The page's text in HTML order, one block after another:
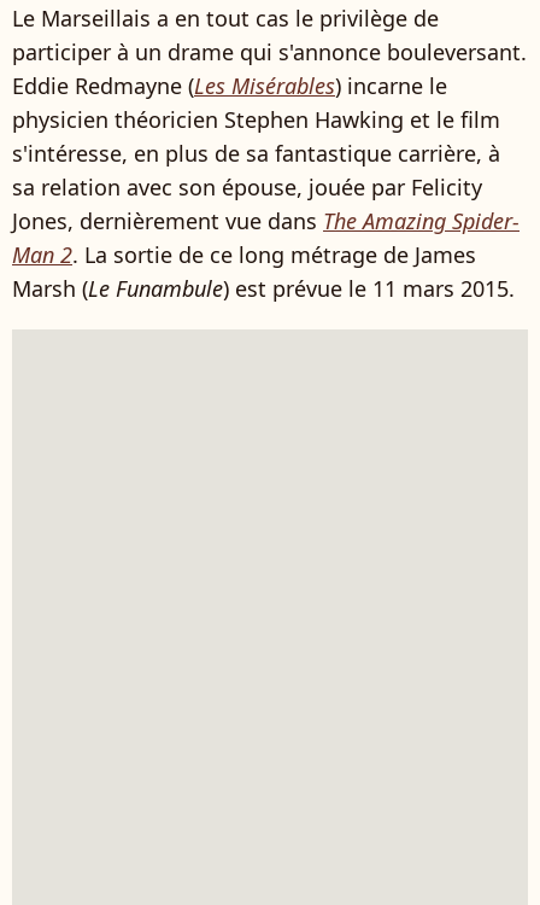
Le Marseillais a en tout cas le privilège de
participer à un drame qui s'annonce bouleversant.
Eddie Redmayne (Les Misérables) incarne le
physicien théoricien Stephen Hawking et le film
s'intéresse, en plus de sa fantastique carrière, à
sa relation avec son épouse, jouée par Felicity
Jones, dernièrement vue dans The Amazing Spider-
Man 2. La sortie de ce long métrage de James
Marsh (Le Funambule) est prévue le 11 mars 2015.